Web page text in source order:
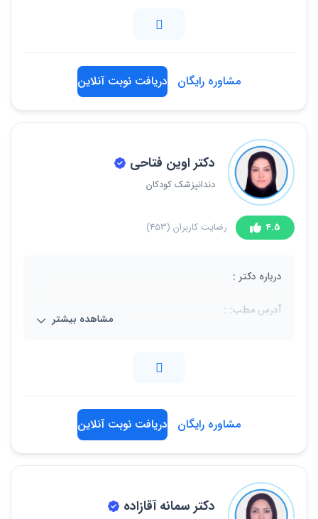
مشاوره رایگان دریافت نوبت آنلاین
دکتر اوین فتاحی
دندانپزشک کودکان
4.5 رضایت کاربران (453)
مشاهده بیشتر
درباره دکتر :
آدرس مطب: :
مشاوره رایگان دریافت نوبت آنلاین
دکتر سمانه آقازاده